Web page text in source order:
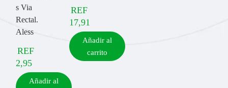
s Via
Rectal.
Aless
REF
2,95
Añadir al
REF
17,91
Añadir al
carrito